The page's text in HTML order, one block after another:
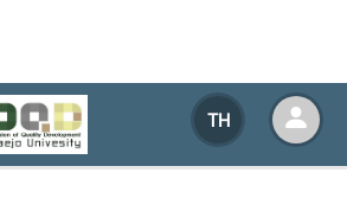
TH
มของหน่วยงาน
องหน่วยงาน